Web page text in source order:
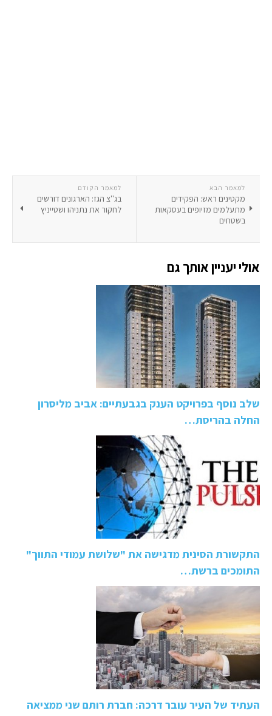
למאמר הקודם
בג''צ הגז: הארגונים דורשים
לחקור את נתניהו ושטייניץ
למאמר הבא
מקטינים ראש: הפקידים
מתעלמים מזיופים בעסקאות
בשטחים
אולי יעניין אותך גם
שלב נוסף בפרויקט הענק בגבעתיים: אביב מליסרון
החלה בהריסת…
התקשורת הסינית מדגישה את "שלושת עמודי התווך"
התומכים ברשת…
העתיד של העיר עובר דרכה: חברת רותם שני ממציאה